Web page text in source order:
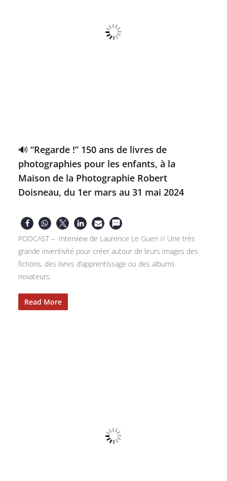
🔊 “Regarde !” 150 ans de livres de
photographies pour les enfants, à la
Maison de la Photographie Robert
Doisneau, du 1er mars au 31 mai 2024
PODCAST – Interview de Laurence Le Guen // Une très
grande inventivité pour créer autour de leurs images des
fictions, des livres d’apprentissage ou des albums
novateurs.
Read More